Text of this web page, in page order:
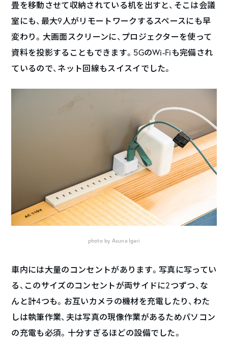
畳を移動させて収納されている机を出すと、そこは会議
室にも、最大9人がリモートワークするスペースにも早
変わり。大画面スクリーンに、プロジェクターを使って
資料を投影することもできます。5GのWi-Fiも完備され
ているので、ネット回線もスイスイでした。
photo by Asuna Igari
車内には大量のコンセントがあります。写真に写ってい
る、このサイズのコンセントが両サイドに2つずつ、な
んと計4つも。お互いカメラの機材を充電したり、わた
しは執筆作業、夫は写真の現像作業があるためパソコン
の充電も必須。十分すぎるほどの設備でした。